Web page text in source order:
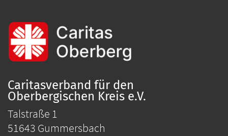
Caritasverband für den
Oberbergischen Kreis e.V.
Talstraße 1
51643 Gummersbach